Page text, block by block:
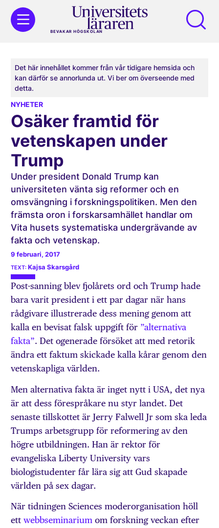
BEVAKAR HÖGSKOLAN
Det här innehållet kommer från vår tidigare hemsida och
kan därför se annorlunda ut. Vi ber om överseende med
detta.
NYHETER
Osäker framtid för
vetenskapen under
Trump
Under president Donald Trump kan
universiteten vänta sig reformer och en
omsvängning i forskningspolitiken. Men den
främsta oron i forskarsamhället handlar om
Vita husets systematiska undergrävande av
fakta och vetenskap.
9 februari, 2017
Kajsa Skarsgård
Post-sanning blev fjolårets ord och Trump hade
bara varit president i ett par dagar när hans
rådgivare illustrerade dess mening genom att
kalla en bevisat falsk uppgift för ”alternativa
fakta”. Det ogenerade försöket att med retorik
ändra ett faktum skickade kalla kårar genom den
vetenskapliga världen.
Men alternativa fakta är inget nytt i USA, det nya
är att dess förespråkare nu styr landet. Det
senaste tillskottet är Jerry Falwell Jr som ska leda
Trumps arbetsgrupp för reformering av den
högre utbildningen. Han är rektor för
evangeliska Liberty University vars
biologistudenter får lära sig att Gud skapade
världen på sex dagar.
När tidningen Sciences moderorganisation höll
ettwebbseminarium om forskning veckan efter